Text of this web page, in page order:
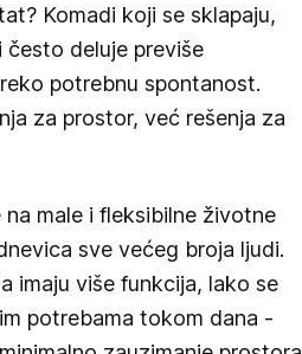
Komadi koji se sklapaju,
deluje previše
potrebnu spontanost.
za prostor, već rešenja za
male i fleksibilne životne
sve većeg broja ljudi.
imaju više funkcija, lako se
potrebama tokom dana -